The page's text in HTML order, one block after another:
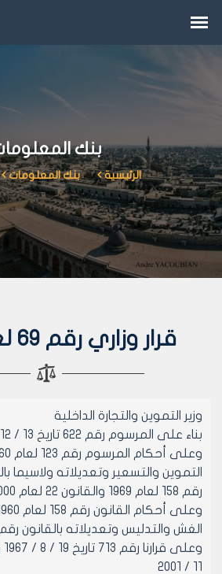
بنك
الرئيسية بنك المعلومات
قرار وزاري رقم 69 لعام 2003
وزير التموين والتجارة الداخلية
بناء على المرسوم رقم 622 تاريخ 13 / 12 / 2001
التموين والتسعير وتعديلاته ولاسيما
رقم 158 لعام 1969 والقانون 22 لعام 2000
الغش والتدليس وتعديلاته بالقانون رقم 47 لعام 2001
11 / 2001